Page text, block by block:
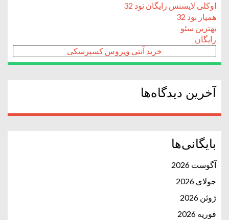
اوکلی لایسنس رایگان نود 32
همیار نود 32
بهترین سئو
رایگان
خرید آنتی ویروس کسپرسکی
آخرین دیدگاه‌ها
بایگانی‌ها
آگوست 2026
جولای 2026
ژوئن 2026
فوریه 2026